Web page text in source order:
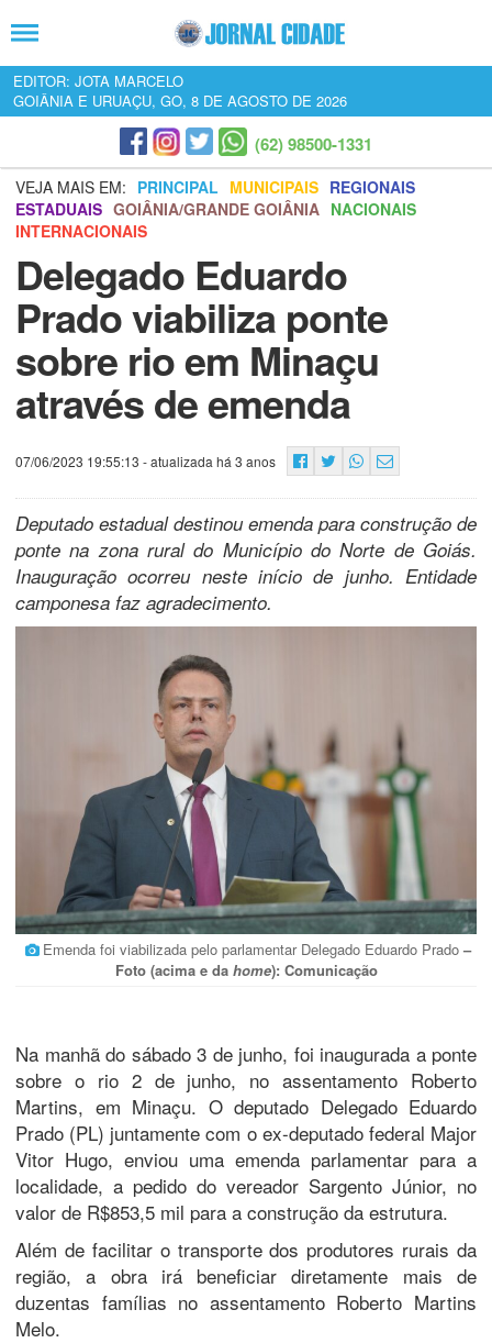
EDITOR: JOTA MARCELO
GOIÂNIA E URUAÇU, GO, 8 DE AGOSTO DE 2026
(62) 98500-1331
VEJA MAIS EM: PRINCIPAL MUNICIPAIS REGIONAIS
ESTADUAIS GOIÂNIA/GRANDE GOIÂNIA NACIONAIS
INTERNACIONAIS
Delegado Eduardo
Prado viabiliza ponte
sobre rio em Minaçu
através de emenda
07/06/2023 19:55:13 - atualizada há 3 anos
Deputado estadual destinou emenda para construção de
ponte na zona rural do Município do Norte de Goiás.
Inauguração ocorreu neste início de junho. Entidade
camponesa faz agradecimento.
Emenda foi viabilizada pelo parlamentar Delegado Eduardo Prado –
Foto (acima e da home): Comunicação
Na manhã do sábado 3 de junho, foi inaugurada a ponte
sobre o rio 2 de junho, no assentamento Roberto
Martins, em Minaçu. O deputado Delegado Eduardo
Prado (PL) juntamente com o ex-deputado federal Major
Vitor Hugo, enviou uma emenda parlamentar para a
localidade, a pedido do vereador Sargento Júnior, no
valor de R$853,5 mil para a construção da estrutura.
Além de facilitar o transporte dos produtores rurais da
região, a obra irá beneficiar diretamente mais de
duzentas famílias no assentamento Roberto Martins
Melo.